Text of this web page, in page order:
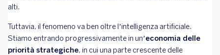
alti.
Tuttavia, il fenomeno va ben oltre l’intelligenza artificiale.
Stiamo entrando progressivamente in un’economia delle
priorità strategiche, in cui una parte crescente delle